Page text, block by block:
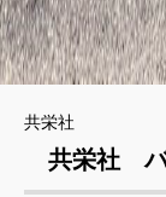
共栄社
共栄社